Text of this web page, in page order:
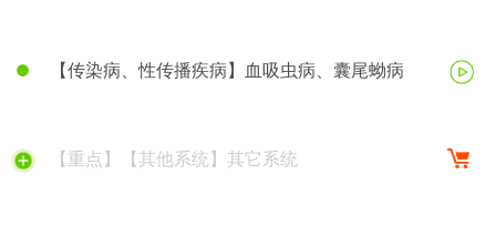
【传染病、性传播疾病】血吸虫病、囊尾蚴病
【重点】【其他系统】其它系统